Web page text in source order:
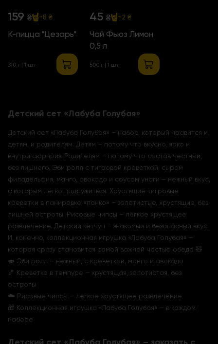
159 ₴ +8 ₴
К-пицца "Цезарь"
310 г | 1 шт
45 ₴ +2 ₴
Чай Фьюз Лимон
0,5 л
500 г | 1 шт
Детский сет «Лабуба Голубая»
Детский сет «Лабуба Голубая» – набор, который нравится и
детям, и родителям. Детям – потому что вкусно, ярко и
внутри сюрприз. Родителям – потому что состав честный,
без лишнего. Эби ролл с тигровой креветкой, сыром
филадельфия, манго, авокадо и соусом унаги – нежный вкус,
с которым легко подружиться. Хрустящие тигровые
креветки в панировке «панко» – золотистые, хрустящие, без
лишней остроты. Рисовые чипсы – лёгкое хрустящее
развлечение. Детский кетчуп – знакомый и безопасный вкус.
И, конечно, коллекционная игрушка «Лабуба Голубая» –
которая сразу становится самой важной частью обеда 🧸
🍣 Эби ролл – нежный, с креветкой, манго и авокадо
🍤 Креветка в темпуре – хрустящая, золотистая, без
остроты
☁️ Рисовые чипсы – лёгкое хрустящее развлечение
🎁 Коллекционная игрушка «Лабуба Голубая» – в каждом
наборе